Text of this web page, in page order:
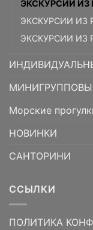
ЭКСКУРСИИ
ЭКСКУРСИИ ИЗ
ЭКСКУРСИИ ИЗ
Морские
НОВИНКИ
САНТОРИНИ
ССЫЛКИ
ПОЛИТИКА